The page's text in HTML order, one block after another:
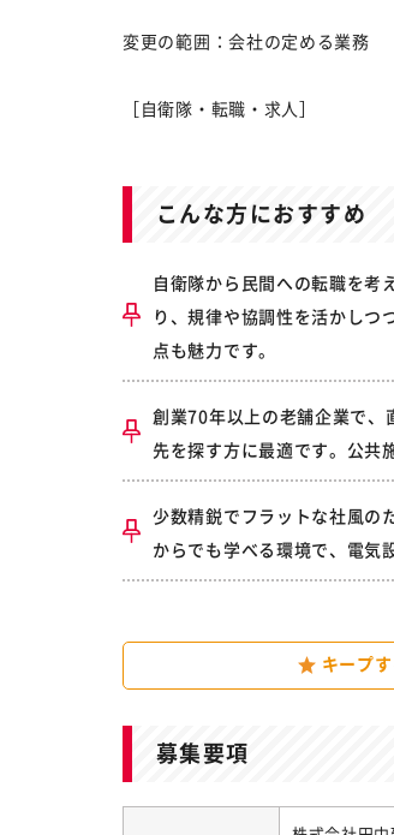
変更の範囲：会社の定める業務
［自衛隊・転職・求人］
こんな方におすすめ
自衛隊から民間への転職を考
り、規律や協調性を活かしつ
点も魅力です。
創業70年以上の老舗企業で、
先を探す方に最適です。公共
少数精鋭でフラットな社風の
からでも学べる環境で、電気
キープす
募集要項